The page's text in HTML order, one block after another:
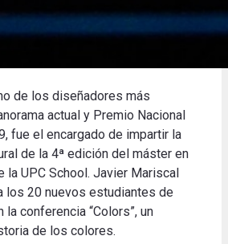
de los diseñadores más
actual y Premio Nacional
fue el encargado de impartir la
de la 4ª edición del máster en
la UPC School. Javier Mariscal
los 20 nuevos estudiantes de
conferencia “Colors”, un
de los colores.